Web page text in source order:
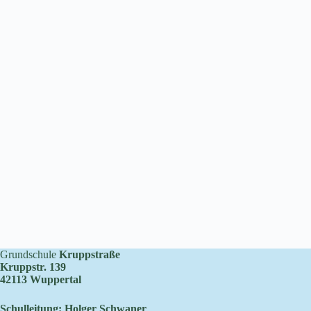
Grundschule Kruppstraße
Kruppstr. 139
42113 Wuppertal
Schulleitung: Holger Schwaner